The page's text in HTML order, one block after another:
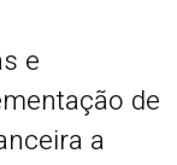
e
de
a